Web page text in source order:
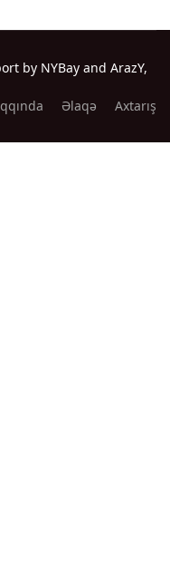
by NYBay and ArazY,
Əlaqə Axtarış